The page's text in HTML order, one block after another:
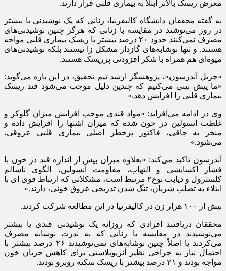
معرض ریسک بالاتر ابتلا به بیماری قلبی قرار دارند.
به گفته محققان دانشگاه کالیفرنیا، زنانی که یک نوشیدنی یا بیشتر
در روز می‌نوشند در مقایسه با زنانی که هرگز چنین نوشیدنی‌های
مصرف نمی‌کنند حدود ۲۰ درصد بیشتر با ریسک بیماری قلبی مواجه
هستند. و تنها نوشابه‌های گازدار مشکل زا نیستند بلکه نوشیدنی‌های
میوه‌ای هم همراه با شکر افزودنی پرریسک هستند.
«چریل آندرسون»، پژوهشگر ارشد تیم تحقیق، در این باره می‌گوید:
«ما پیش بینی می‌کنیم که چندین دلیل موجب می‌شود قند ریسک
بیماری قلبی را افزایش دهد.»
وی در ادامه می‌افزاید: «مواد قندی موجب افزایش میزان گلوکز و
غلظت انسولین در خون شده که میزان اشتها را افزایش داده و
منجر به چاقی، فاکتور پرخطر اصلی بیماری قلبی عروقی،
می‌شود.»
آندرسون تاکید می‌کند: «بعلاوه میزان بیش از اندازه قند در خون با
فشار اکسایشی و التهاب، مقاومت انسولین، الگوی ناسالم
کلسترول و دیابت نوع۲ مرتبط است، مشکلاتی که ارتباط قوی ای با
ابتلاء به تصلب شریان، تنگ شدن تدریجی عروق خونی، دارند.»
بیش از ۱۰۰ هزار زن در کالیفرنیا در این مطالعه شرکت کردند.
محققان دریافتند افرادی که روزانه یک نوشیدنی قندی یا بیشتر
می‌نوشیدند در مقایسه با زنانی که به ندرت نوشابه مصرف
می‌کردند یا اصلاً چنین نوشابه‌های نمی‌نوشیدند ۲۶ درصد بیشتر با
احتمال نیاز به جراحی نظیر آنژیوپلاستی برای کاهش جریان خون
مواجه بودند و ۲۱ درصد بیشتر با ریسک سکته روبرو بودند.